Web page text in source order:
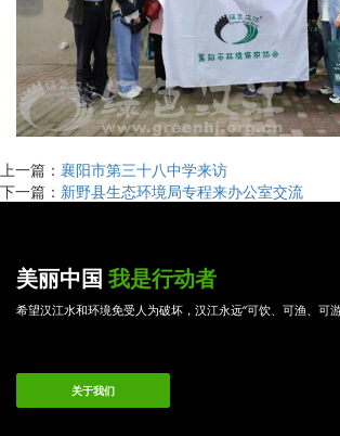
上一篇： 襄阳市第三十八中学来访
下一篇： 新野县生态环境局专程来办公室交流
美丽中国 我是行动者
希望汉江水和环境免受人为破坏，汉江永远“可饮、可渔、可游
关于我们